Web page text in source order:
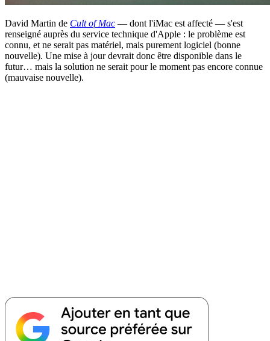
David Martin de Cult of Mac — dont l'iMac est affecté — s'est
renseigné auprès du service technique d'Apple : le problème est
connu, et ne serait pas matériel, mais purement logiciel (bonne
nouvelle). Une mise à jour devrait donc être disponible dans le
futur… mais la solution ne serait pour le moment pas encore connue
(mauvaise nouvelle).